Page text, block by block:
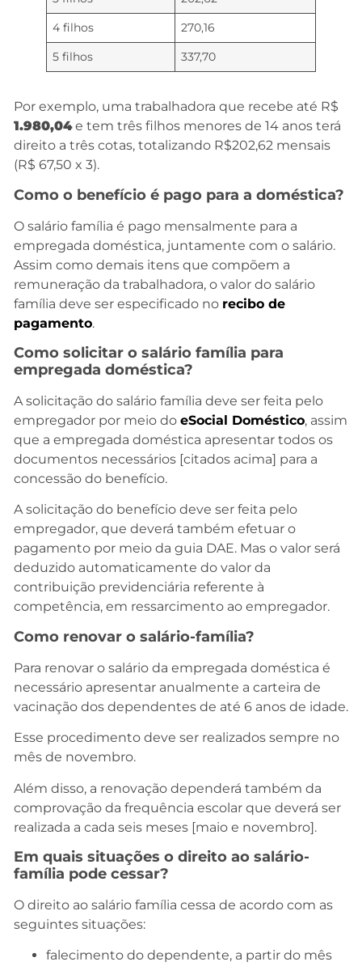
4 filhos
270,16
5 filhos
337,70
Por exemplo, uma trabalhadora que recebe até R$
1.980,04e tem três filhos menores de 14 anos terá
direito a três cotas, totalizando R$202,62 mensais
(R$ 67,50 x 3).
Como o benefício é pago para a doméstica?
O salário família é pago mensalmente para a
empregada doméstica, juntamente com o salário.
Assim como demais itens que compõem a
remuneração da trabalhadora, o valor do salário
família deve ser especificado no recibo de
pagamento.
Como solicitar o salário família para
empregada doméstica?
A solicitação do salário família deve ser feita pelo
empregador por meio do eSocial Doméstico, assim
que a empregada doméstica apresentar todos os
documentos necessários [citados acima] para a
concessão do benefício.
A solicitação do benefício deve ser feita pelo
empregador, que deverá também efetuar o
pagamento por meio da guia DAE. Mas o valor será
deduzido automaticamente do valor da
contribuição previdenciária referente à
competência, em ressarcimento ao empregador.
Como renovar o salário-família?
Para renovar o salário da empregada doméstica é
necessário apresentar anualmente a carteira de
vacinação dos dependentes de até 6 anos de idade.
Esse procedimento deve ser realizados sempre no
mês de novembro.
Além disso, a renovação dependerá também da
comprovação da frequência escolar que deverá ser
realizada a cada seis meses [maio e novembro].
Em quais situações o direito ao salário-
família pode cessar?
O direito ao salário família cessa de acordo com as
seguintes situações:
falecimento do dependente, a partir do mês